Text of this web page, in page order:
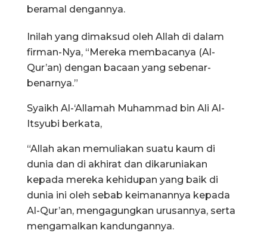
beramal dengannya.
Inilah yang dimaksud oleh Allah di dalam
firman-Nya, “Mereka membacanya (Al-
Qur’an) dengan bacaan yang sebenar-
benarnya.”
Syaikh Al-‘Allamah Muhammad bin Ali Al-
Itsyubi berkata,
“Allah akan memuliakan suatu kaum di
dunia dan di akhirat dan dikaruniakan
kepada mereka kehidupan yang baik di
dunia ini oleh sebab keimanannya kepada
Al-Qur’an, mengagungkan urusannya, serta
mengamalkan kandungannya.